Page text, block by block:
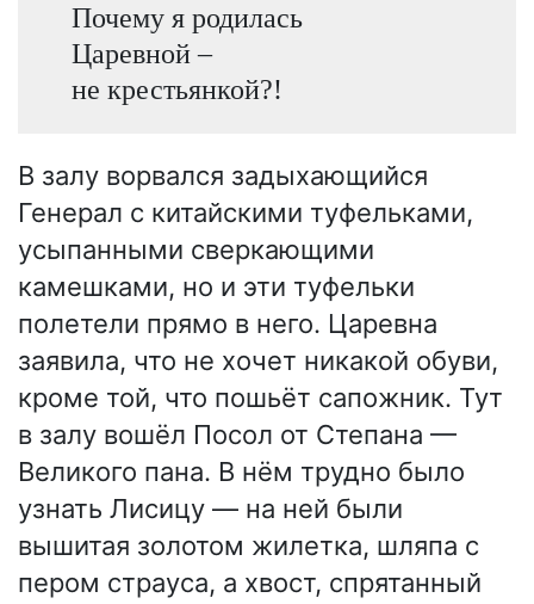
Почему я родилась
Царевной –
не крестьянкой?!
В залу ворвался задыхающийся
Генерал с китайскими туфельками,
усыпанными сверкающими
камешками, но и эти туфельки
полетели прямо в него. Царевна
заявила, что не хочет никакой обуви,
кроме той, что пошьёт сапожник. Тут
в залу вошёл Посол от Степана —
Великого пана. В нём трудно было
узнать Лисицу — на ней были
вышитая золотом жилетка, шляпа с
пером страуса, а хвост, спрятанный